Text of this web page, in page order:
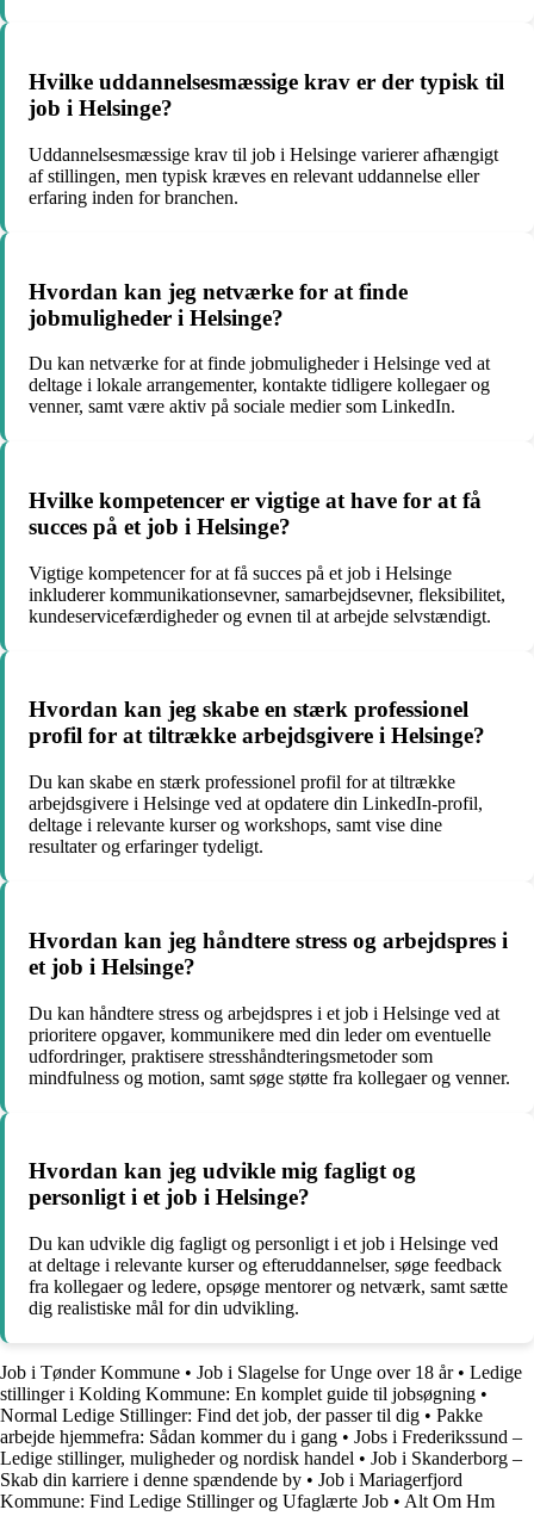
Hvilke uddannelsesmæssige krav er der typisk til
job i Helsinge?
Uddannelsesmæssige krav til job i Helsinge varierer afhængigt
af stillingen, men typisk kræves en relevant uddannelse eller
erfaring inden for branchen.
Hvordan kan jeg netværke for at finde
jobmuligheder i Helsinge?
Du kan netværke for at finde jobmuligheder i Helsinge ved at
deltage i lokale arrangementer, kontakte tidligere kollegaer og
venner, samt være aktiv på sociale medier som LinkedIn.
Hvilke kompetencer er vigtige at have for at få
succes på et job i Helsinge?
Vigtige kompetencer for at få succes på et job i Helsinge
inkluderer kommunikationsevner, samarbejdsevner, fleksibilitet,
kundeservicefærdigheder og evnen til at arbejde selvstændigt.
Hvordan kan jeg skabe en stærk professionel
profil for at tiltrække arbejdsgivere i Helsinge?
Du kan skabe en stærk professionel profil for at tiltrække
arbejdsgivere i Helsinge ved at opdatere din LinkedIn-profil,
deltage i relevante kurser og workshops, samt vise dine
resultater og erfaringer tydeligt.
Hvordan kan jeg håndtere stress og arbejdspres i
et job i Helsinge?
Du kan håndtere stress og arbejdspres i et job i Helsinge ved at
prioritere opgaver, kommunikere med din leder om eventuelle
udfordringer, praktisere stresshåndteringsmetoder som
mindfulness og motion, samt søge støtte fra kollegaer og venner.
Hvordan kan jeg udvikle mig fagligt og
personligt i et job i Helsinge?
Du kan udvikle dig fagligt og personligt i et job i Helsinge ved
at deltage i relevante kurser og efteruddannelser, søge feedback
fra kollegaer og ledere, opsøge mentorer og netværk, samt sætte
dig realistiske mål for din udvikling.
Job i Tønder Kommune • Job i Slagelse for Unge over 18 år• Ledige
stillinger i Kolding Kommune: En komplet guide til jobsøgning •
Normal Ledige Stillinger: Find det job, der passer til dig • Pakke
arbejde hjemmefra: Sådan kommer du i gang • Jobs i Frederikssund –
Ledige stillinger, muligheder og nordisk handel • Job i Skanderborg –
Skab din karriere i denne spændende by • Job i Mariagerfjord
Kommune: Find Ledige Stillinger og Ufaglærte Job • Alt Om Hm